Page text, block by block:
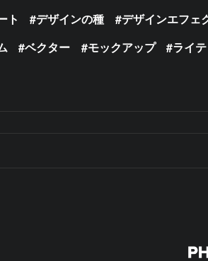
ト デザインの種 デザインエフェ
ベクター モックアップ ライ